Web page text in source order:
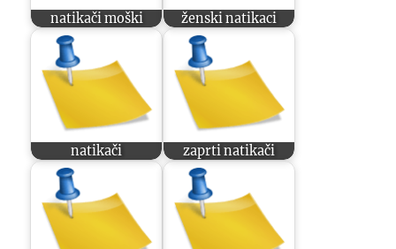
natikači moški ženski natikaci
natikači zaprti natikači